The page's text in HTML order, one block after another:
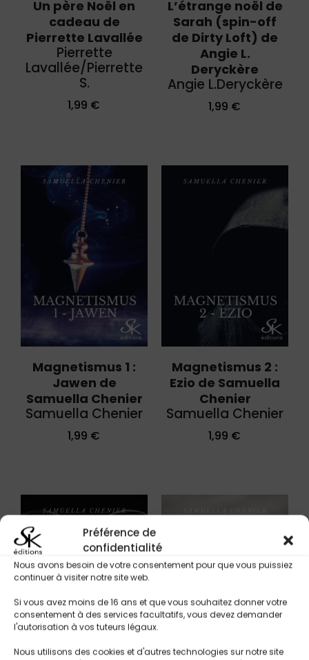
Préférence de
confidentialité
Nous avons besoin de votre consentement pour que vous puissiez
continuer à visiter notre site web.
Si vous avez moins de 16 ans et que vous souhaitez donner votre
consentement à des services facultatifs, vous devez demander
l'autorisation à vos tuteurs légaux.
Nous utilisons des cookies et d'autres technologies sur notre site
Un père Noël en
cadeau de
Pierrette Lavallée
Pierrette
Lavallée/Pierrette
S.
1,99 €
L’étrange noël de
Sarah (spin-off
de Dirty Loft) de
Angie L.
Deryckère
Angie L.Deryckère
1,99 €
Magnetismus 1 :
Jawen de
Samuella Chenier
Samuella Chenier
1,99 €
Magnetismus 2 :
Ezio de Samuella
Chenier
Samuella Chenier
1,99 €